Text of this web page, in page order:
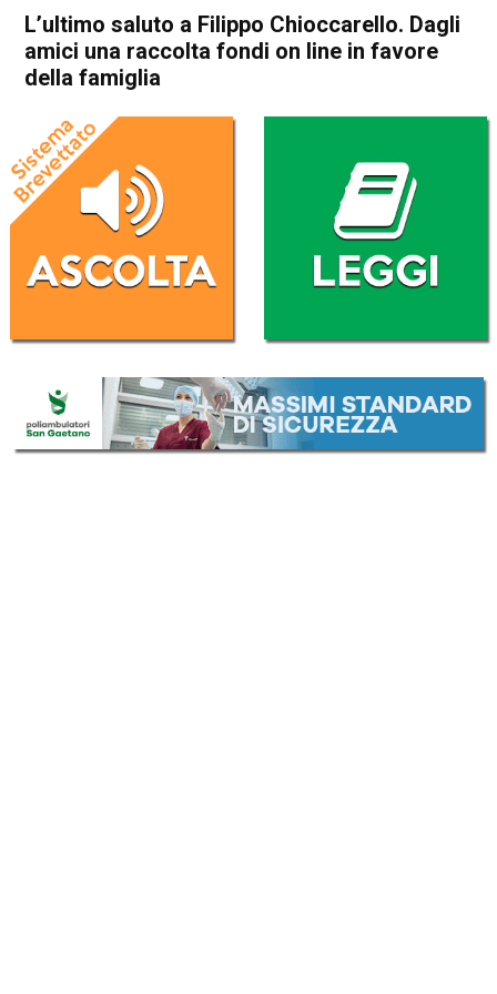
L’ultimo saluto a Filippo Chioccarello. Dagli
amici una raccolta fondi on line in favore
della famiglia
Home Schio Piovene Rocchette
Cogollo del Cengio Schio
Piovene Rocchette
L’ultimo saluto a Filippo
Chioccarello. Dagli amici una
raccolta fondi on line in
favore della famiglia
Da Mariagrazia Bonollo
1 Settembre 2023 (aggiornato il2 Settembre 2023 18:38)